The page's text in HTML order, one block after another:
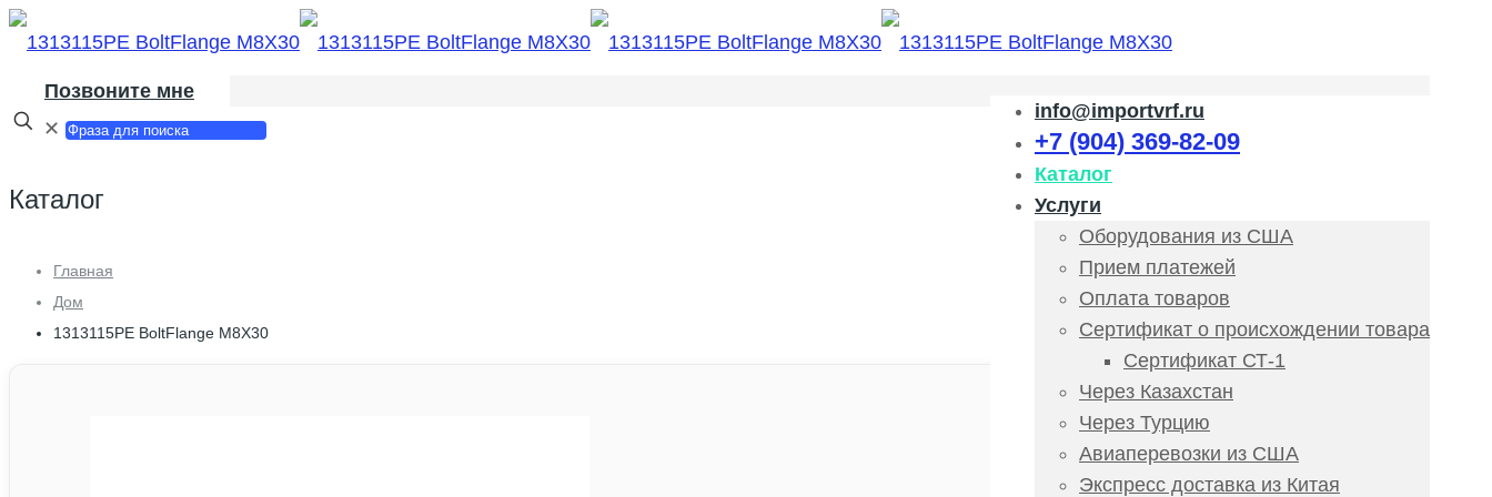
info@importvrf.ru
+7 (904) 369-82-09
Каталог
Услуги
Оборудования из США
Прием платежей
Оплата товаров
Сертификат о происхождении товара
Сертификат СТ-1
Через Казахстан
Через Турцию
Авиаперевозки из США
Экспресс доставка из Китая
Позвоните мне
✕
Каталог
Главная
Дом
1313115PE BoltFlange M8X30